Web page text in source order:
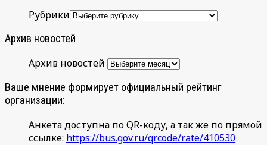
Рубрики
Архив новостей
Архив новостей
Ваше мнение формирует официальный рейтинг
организации:
Анкета доступна по QR-коду, а так же по прямой
ссылке: https://bus.gov.ru/qrcode/rate/410530